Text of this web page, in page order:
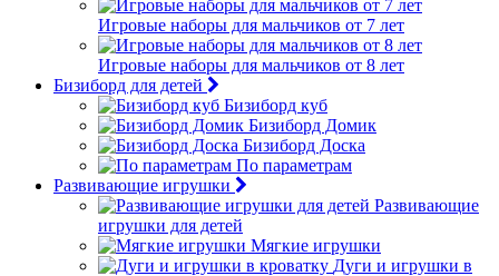
Игровые наборы для мальчиков от 7 лет
Игровые наборы для мальчиков от 8 лет
Бизиборд для детей
Бизиборд куб
Бизиборд Домик
Бизиборд Доска
По параметрам
Развивающие игрушки
Развивающие
игрушки для детей
Мягкие игрушки
Дуги и игрушки в